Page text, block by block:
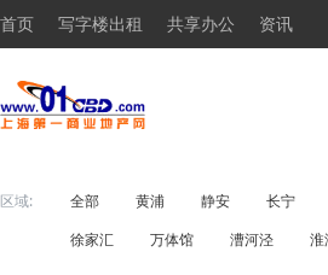
首页 写字楼出租 共享办公 资讯
区域: 全部 黄浦 静安 长宁
徐家汇
万体馆 漕河泾 淮